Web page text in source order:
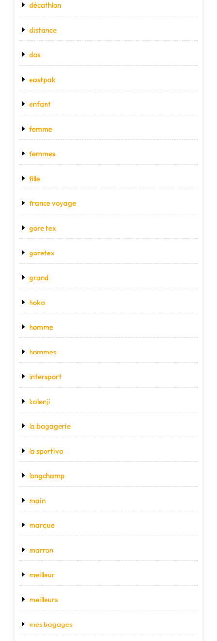
décathlon
distance
dos
eastpak
enfant
femme
femmes
fille
france voyage
gore tex
goretex
grand
hoka
homme
hommes
intersport
kalenji
la bagagerie
la sportiva
longchamp
main
marque
marron
meilleur
meilleurs
mes bagages